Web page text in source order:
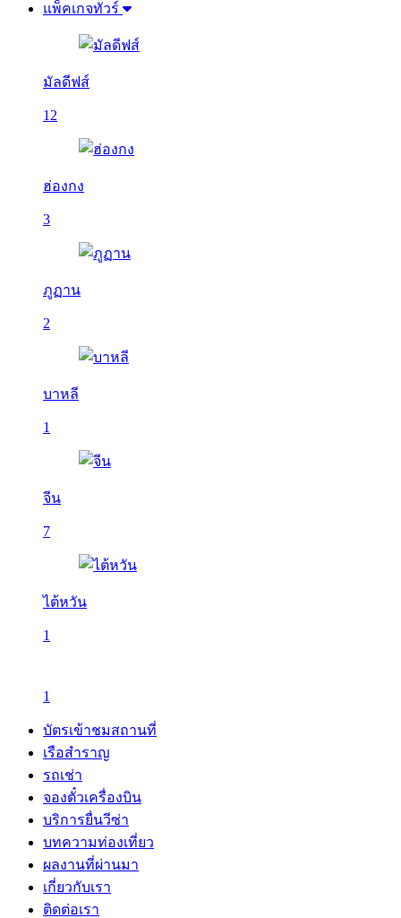
แพ็คเกจทัวร์
มัลดีฟส์
12
ฮ่องกง
3
ภูฏาน
2
บาหลี
1
จีน
7
ไต้หวัน
1
1
บัตรเข้าชมสถานที่
เรือสำราญ
รถเช่า
จองตั๋วเครื่องบิน
บริการยื่นวีซ่า
บทความท่องเที่ยว
ผลงานที่ผ่านมา
เกี่ยวกับเรา
ติดต่อเรา